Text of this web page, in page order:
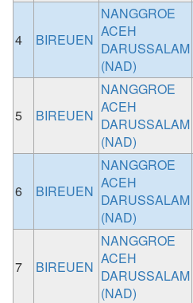
4 BIREUEN
NANGGROE
ACEH
DARUSSALAM
(NAD)
5 BIREUEN
NANGGROE
ACEH
DARUSSALAM
(NAD)
6 BIREUEN
NANGGROE
ACEH
DARUSSALAM
(NAD)
7 BIREUEN
NANGGROE
ACEH
DARUSSALAM
(NAD)